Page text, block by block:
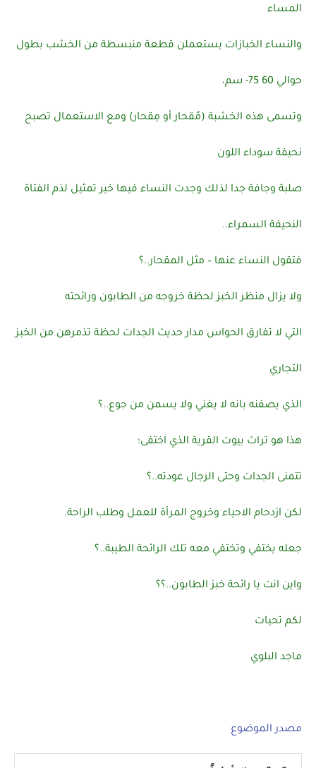
المساء
والنساء الخبازات يستعملن قطعة منبسطة من الخشب بطول
حوالي 60 75- سم،
وتسمى هذه الخشبة (مُقحار أو مِقحار) ومع الاستعمال تصبح
نحيفة سوداء اللون
صلبة وجافة جدا لذلك وجدت النساء فيها خير تمثيل لذم الفتاة
النحيفة السمراء..
فتقول النساء عنها – مثل المقحار..؟
ولا يزال منظر الخبز لحظة خروجه من الطابون ورائحته
التي لا تفارق الحواس مدار حديث الجدات لحظة تذمرهن من الخبز
التجاري
الذي يصفنه بانه لا يغني ولا يسمن من جوع..؟
هذا هو تراث بيوت القرية الذي اختفى؛
تتمنى الجدات وحتى الرجال عودته..؟
لكن ازدحام الاحياء وخروج المرأة للعمل وطلب الراحة.
جعله يختفي وتختفي معه تلك الرائحة الطيبة..؟
واين انت يا رائحة خبز الطابون..؟؟
لكم تحيات
ماجد البلوي
مصدر الموضوع